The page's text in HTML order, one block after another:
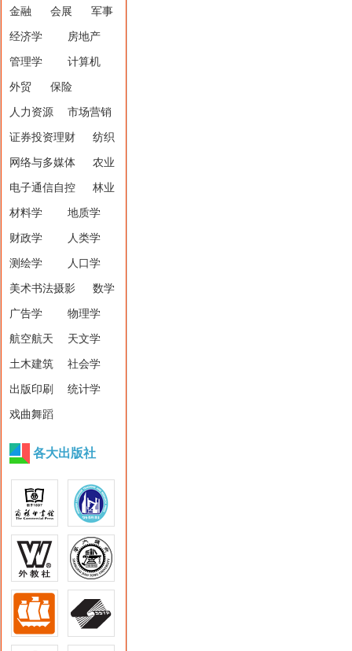
金融 会展 军事
经济学 房地产
管理学 计算机
外贸 保险
人力资源 市场营销
证券投资理财 纺织
网络与多媒体 农业
电子通信自控 林业
材料学 地质学
财政学 人类学
测绘学 人口学
美术书法摄影 数学
广告学 物理学
航空航天 天文学
土木建筑 社会学
出版印刷 统计学
戏曲舞蹈
各大出版社